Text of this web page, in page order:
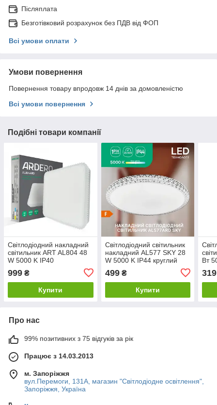
Післяплата
Безготівковий розрахунок без ПДВ від ФОП
Всі умови оплати
Умови повернення
Повернення товару впродовж 14 днів за домовленістю
Всі умови повернення
Подібні товари компанії
Світлодіодний накладний
світильник ART AL804 48
W 5000 K IP40
999 ₴
Купити
Світлодіодний світильник
накладний AL577 SKY 28
W 5000 K IP44 круглий
499₴
Купити
Вт
319
Про нас
99% позитивних з 75 відгуків за рік
Працює з 14.03.2013
м. Запоріжжя
вул.Перемоги, 131А, магазин "Світлодіодне освітлення",
Запоріжжя, Україна